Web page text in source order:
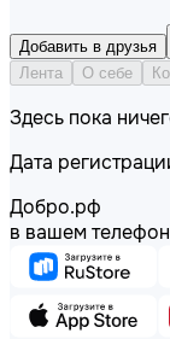
Добавить в друзья
Лента
О себе
Здесь пока
Дата
Добро.рф
в вашем